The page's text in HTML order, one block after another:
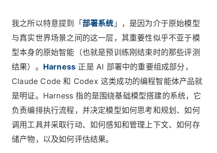
我之所以特意提到「 部署系统 」，是因为介于原始模型
与真实世界场景之间的这一层，其重要性似乎不亚于模
型本身的原始智能（也就是预训练刚结束时的那些评测
结果）。 Harness 正是 AI 部署中的重要组成部分，
Claude Code 和 Codex 这类成功的编程智能体产品就
是明证。Harness 指的是围绕基础模型搭建的系统，它
负责编排执行流程，并决定模型如何思考和规划、如何
调用工具并采取行动、如何感知和管理上下文、如何存
储产物，以及如何评估结果。